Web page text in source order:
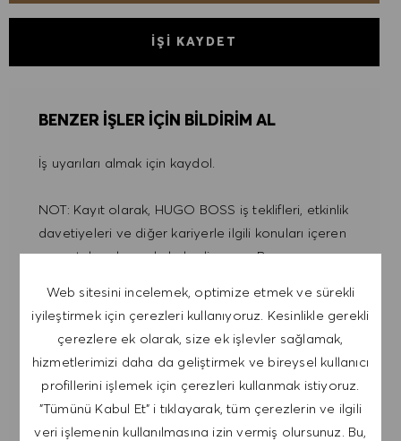
Web sitesini incelemek, optimize etmek ve sürekli
iyileştirmek için çerezleri kullanıyoruz. Kesinlikle gerekli
çerezlere ek olarak, size ek işlevler sağlamak,
hizmetlerimizi daha da geliştirmek ve bireysel kullanıcı
profillerini işlemek için çerezleri kullanmak istiyoruz.
"Tümünü Kabul Et" i tıklayarak, tüm çerezlerin ve ilgili
veri işlemenin kullanılmasına izin vermiş olursunuz. Bu,
İŞI KAYDET
BENZER IŞLER IÇIN BILDIRIM AL
İş uyarıları almak için kaydol.
NOT: Kayıt olarak, HUGO BOSS iş teklifleri, etkinlik
davetiyeleri ve diğer kariyerle ilgili konuları içeren
e-postalar almayı kabul ediyorum. Bu e-
postada bulunan bağlantıya tıklayarak,
çıkabileceğimi kabul ediyorum. Kişisel verilerimin
GIZLILIK POLITIKASI'na uygun olarak
işleneceğini kabul ediyorum.
E-posta adresini gir (Gerekli)